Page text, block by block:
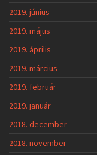
2019. június
2019. május
2019. április
2019. március
2019. február
2019. január
2018. december
2018. november